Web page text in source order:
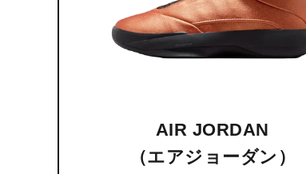
AIR JORDAN
（エアジョーダン）